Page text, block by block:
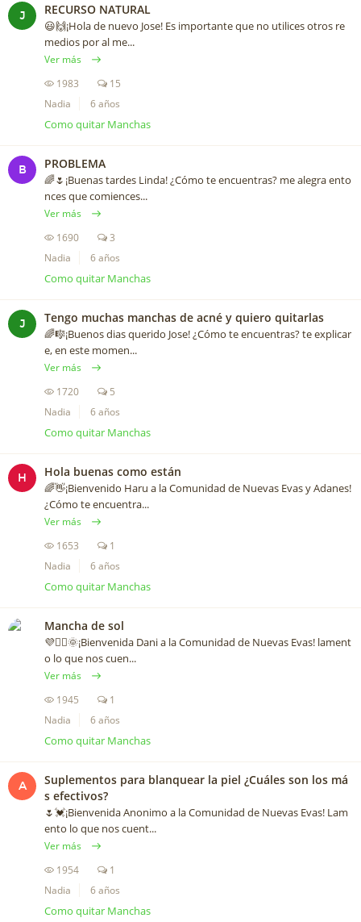
J RECURSO NATURAL
😃🙌¡Hola de nuevo Jose! Es importante que no utilices otros re
medios por al me...
Ver más
1983
15
Nadia
6 años
Como quitar Manchas
B PROBLEMA
🌈🌷¡Buenas tardes Linda! ¿Cómo te encuentras? me alegra ento
nces que comiences...
Ver más
1690
3
Nadia
6 años
Como quitar Manchas
J Tengo muchas manchas de acné y quiero quitarlas
🌈🎼¡Buenos dias querido Jose! ¿Cómo te encuentras? te explicar
e, en este momen...
Ver más
1720
5
Nadia
6 años
Como quitar Manchas
H Hola buenas como están
🌈👋¡Bienvenido Haru a la Comunidad de Nuevas Evas y Adanes!
¿Cómo te encuentra...
Ver más
1653
1
Nadia
6 años
Como quitar Manchas
Mancha de sol
💜🙋‍♀️🌞¡Bienvenida Dani a la Comunidad de Nuevas Evas! lament
o lo que nos cuen...
Ver más
1945
1
Nadia
6 años
Como quitar Manchas
A
Suplementos para blanquear la piel ¿Cuáles son los má
s efectivos?
🌷💓¡Bienvenida Anonimo a la Comunidad de Nuevas Evas! Lam
ento lo que nos cuent...
Ver más
1954
1
Nadia
6 años
Como quitar Manchas